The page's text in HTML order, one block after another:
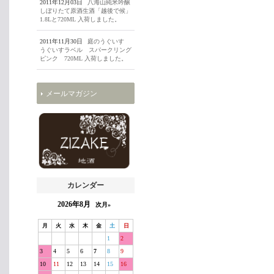
2011年12月03日
八海山純米吟醸
しぼりたて原酒生酒「越後で候」
1.8Lと720ML 入荷しました。
2011年11月30日
庭のうぐいす
うぐいすラベル スパークリング
ピンク 720ML 入荷しました。
メールマガジン
カレンダー
2026年8月 次月»
月 火 水 木 金 土 日
1
2
3
4 5 6 7 8
9
10
11 12 13 14 15
16